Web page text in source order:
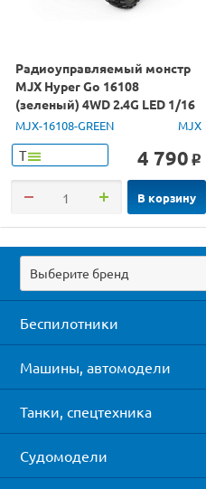
Радиоуправляемый монстр
MJX Hyper Go 16108
(зеленый) 4WD 2.4G LED 1/16
RTR
MJX-16108-GREEN MJX
Т 4 790 o
В корзину
Выберите бренд
Беспилотники
Машины, автомодели
Танки, спецтехника
Судомодели